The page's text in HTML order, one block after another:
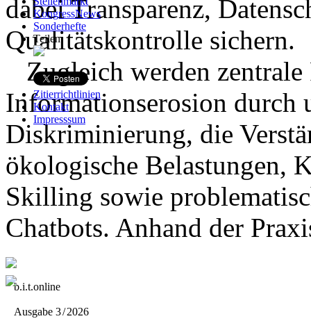
KongressNews
Sonderhefte
Teilen
Zitierrichtlinien
Kontakt
Impresssum
dabei Transparenz,
Qualitätskontrolle sichern.
Zugleich werden zentrale
Informationserosion durch
Diskriminierung, die
ökologische Belastungen,
Skilling sowie
Chatbots. Anhand der
b.i.t.online
Ausgabe 3/2026